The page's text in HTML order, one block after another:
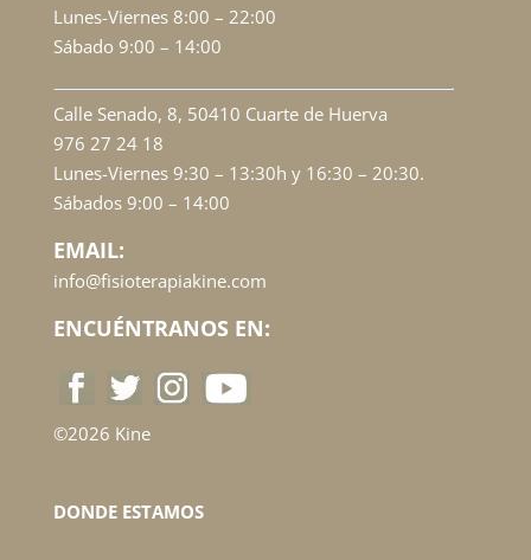
Lunes-Viernes 8:00 – 22:00
Sábado 9:00 – 14:00
Calle Senado, 8, 50410 Cuarte de Huerva
976 27 24 18
Lunes-Viernes 9:30 – 13:30h y 16:30 – 20:30.
Sábados 9:00 – 14:00
EMAIL:
info@fisioterapiakine.com
ENCUÉNTRANOS EN:
©2026 Kine
DONDE ESTAMOS